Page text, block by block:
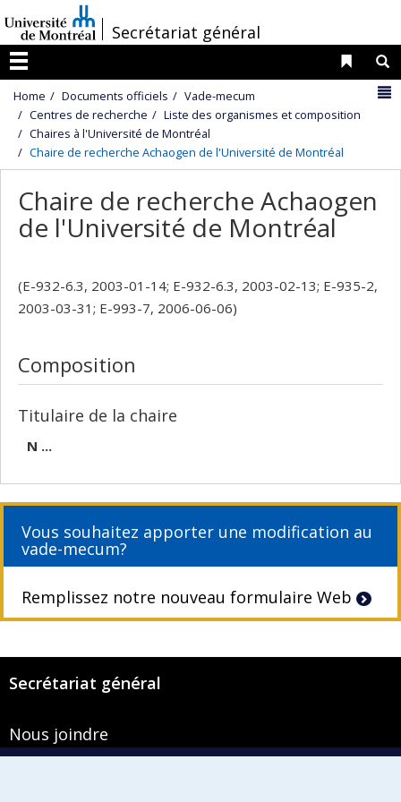
au
contenu
/
Secrétariat général
Menu
Liens
Home Documents officiels
Vade-mecum
Centres de recherche
Liste des organismes et composition
Chaires à l'Université de Montréal
Chaire de recherche Achaogen de l'Université de Montréal
Chaire de recherche Achaogen
de l'Université de Montréal
(E-932-6.3, 2003-01-14; E-932-6.3, 2003-02-13; E-935-2,
2003-03-31; E-993-7, 2006-06-06)
Composition
Titulaire de la chaire
N ...
Vous souhaitez apporter une modification au
vade-mecum?
Remplissez notre nouveau formulaire Web
Secrétariat général
Nous joindre